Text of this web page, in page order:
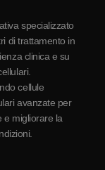
specializzato
di trattamento in
clinica e su
cellule
avanzate per
e migliorare la